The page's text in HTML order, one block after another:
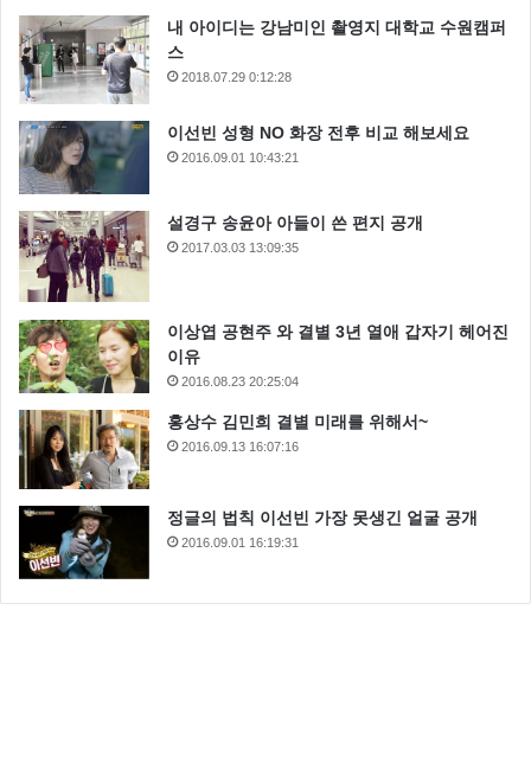
내 아이디는 강남미인 촬영지 대학교 수원캠퍼
스
2018.07.29 0:12:28
이선빈 성형 NO 화장 전후 비교 해보세요
2016.09.01 10:43:21
설경구 송윤아 아들이 쓴 편지 공개
2017.03.03 13:09:35
이상엽 공현주 와 결별 3년 열애 갑자기 헤어진
이유
2016.08.23 20:25:04
홍상수 김민희 결별 미래를 위해서~
2016.09.13 16:07:16
정글의 법칙 이선빈 가장 못생긴 얼굴 공개
2016.09.01 16:19:31